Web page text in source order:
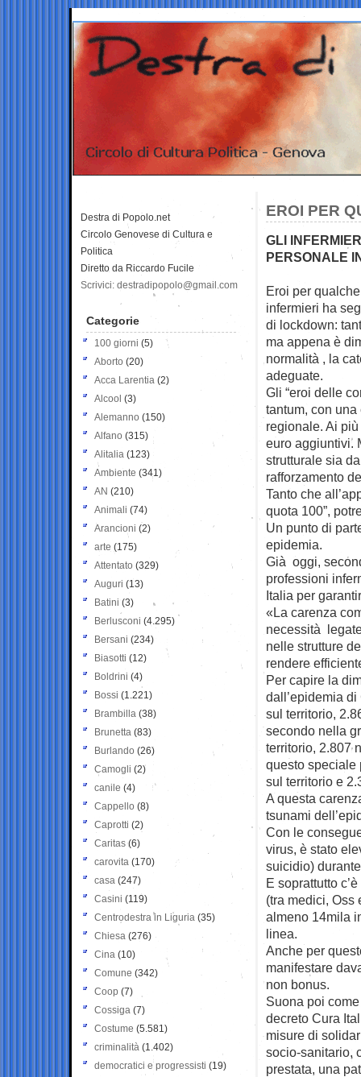
EROI PER
GLI
PERSONALE
Eroi per
infermieri ha
di lockdown:
ma appena è
normalità , la
adeguate.
Gli “eroi delle
tantum, con
regionale. Ai
euro aggiuntivi.
strutturale sia
rafforzamento
Tanto che
quota 100”,
Un punto di
epidemia.
Già oggi,
professioni
Italia per
«La carenza
necessità
nelle strutture
rendere
Per capire la
dall’epidemia
sul territorio,
secondo nella
territorio, 2.807
questo speciale
sul territorio e
A questa
tsunami
Con le
virus, è stato
suicidio)
E soprattutto
(tra medici, Oss
almeno 14mila
linea.
Anche per
manifestare
non bonus.
Suona poi
decreto Cura
misure di
socio-sanitario,
prestata, una
Destra di Popolo.net
Circolo Genovese di Cultura e
Politica
Diretto da Riccardo Fucile
Scrivici: destradipopolo@gmail.com
Categorie
100 giorni (5)
Aborto (20)
Acca Larentia (2)
Alcool (3)
Alemanno (150)
Alfano (315)
Alitalia (123)
Ambiente (341)
AN (210)
Animali (74)
Arancioni (2)
arte (175)
Attentato (329)
Auguri (13)
Batini (3)
Berlusconi (4.295)
Bersani (234)
Biasotti (12)
Boldrini (4)
Bossi (1.221)
Brambilla (38)
Brunetta (83)
Burlando (26)
Camogli (2)
canile (4)
Cappello (8)
Caprotti (2)
Caritas (6)
carovita (170)
casa (247)
Casini (119)
Centrodestra in Liguria (35)
Chiesa (276)
Cina (10)
Comune (342)
Coop (7)
Cossiga (7)
Costume (5.581)
criminalità (1.402)
democratici e progressisti (19)